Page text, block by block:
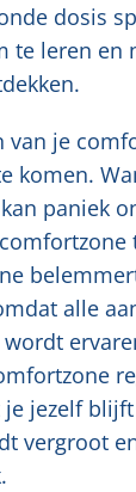
dosis
te leren en
van je
komen.
paniek
alle
jezelf
vergroot